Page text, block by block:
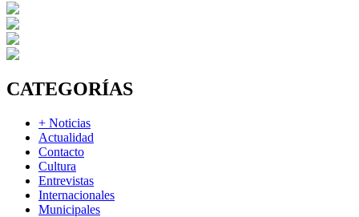
CATEGORÍAS
+ Noticias
Actualidad
Contacto
Cultura
Entrevistas
Internacionales
Municipales